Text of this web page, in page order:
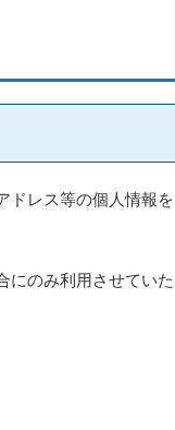
ドレス等の個人情報を
にのみ利用させていた